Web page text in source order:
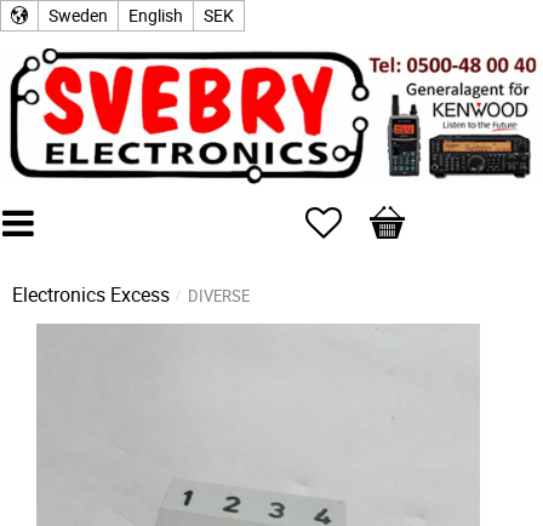
Sweden English SEK
Favorites
Basket
Electronics Excess DIVERSE